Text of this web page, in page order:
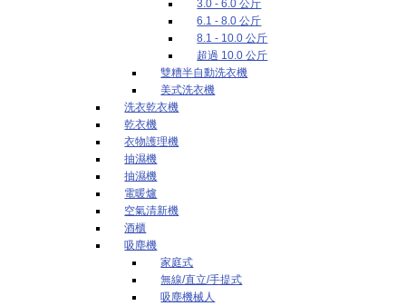
3.0 - 6.0 公斤
6.1 - 8.0 公斤
8.1 - 10.0 公斤
超過 10.0 公斤
雙糟半自動洗衣機
美式洗衣機
洗衣乾衣機
乾衣機
衣物護理機
抽濕機
抽濕機
電暖爐
空氣清新機
酒櫃
吸塵機
家庭式
無線/直立/手提式
吸塵機械人